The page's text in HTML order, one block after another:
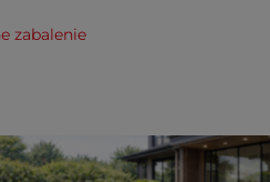
zabalenie